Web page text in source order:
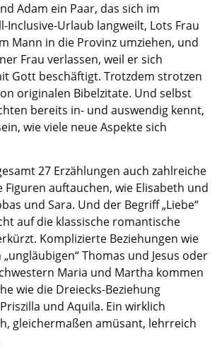
am 28. November 2017
Online-Angebot:Evangelische
.
Adam ein Paar, das sich im
Inclusive-Urlaub langweilt, Lots Frau
Mann in die Provinz umziehen, und
Frau verlassen, weil er sich
Gott beschäftigt. Trotzdem strotzen
originalen Bibelzitate. Und selbst
bereits in- und auswendig kennt,
wie viele neue Aspekte sich
27 Erzählungen auch zahlreiche
Figuren auftauchen, wie Elisabeth und
und Sara. Und der Begriff „Liebe“
auf die klassische romantische
Komplizierte Beziehungen wie
Thomas und Jesus oder
Maria und Martha kommen
wie die Dreiecks-Beziehung
und Aquila. Ein wirklich
gleichermaßen amüsant, lehrreich